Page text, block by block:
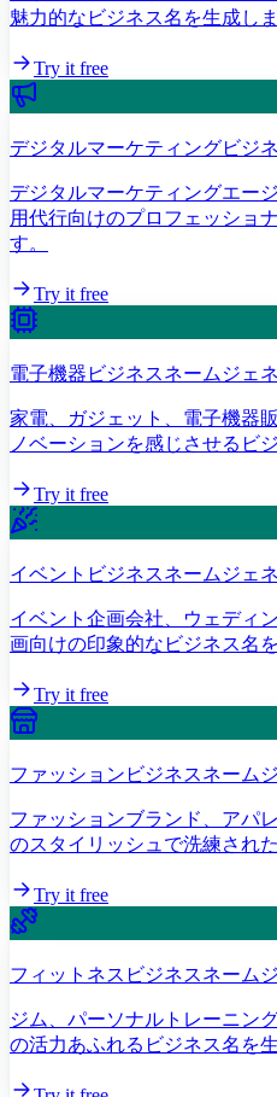
魅力的なビジネス名を生成しま
Try it free
デジタルマーケティングビジ
デジタルマーケティングエー
用代行向けのプロフェッショ
す。
Try it free
電子機器ビジネスネームジェ
家電、ガジェット、電子機器
ノベーションを感じさせるビ
Try it free
イベントビジネスネームジェ
イベント企画会社、ウェディ
画向けの印象的なビジネス名
Try it free
ファッションビジネスネーム
ファッションブランド、アパ
のスタイリッシュで洗練され
Try it free
フィットネスビジネスネーム
ジム、パーソナルトレーニン
の活力あふれるビジネス名を